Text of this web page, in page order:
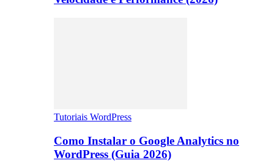
Tutoriais WordPress
Como Instalar o Google Analytics no
WordPress (Guia 2026)